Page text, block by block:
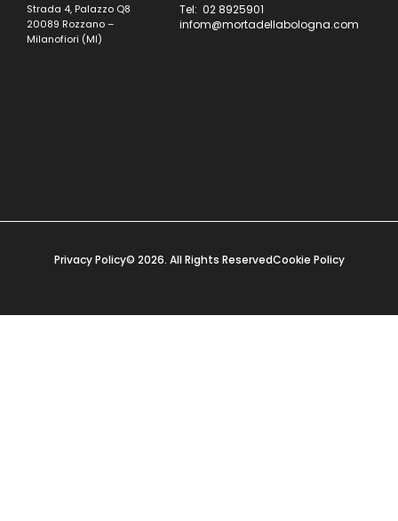
Strada 4, Palazzo Q8
20089 Rozzano –
Milanofiori (MI)
Tel: 02 8925901
infom@mortadellabologna.com
Privacy Policy© 2026. All Rights ReservedCookie Policy